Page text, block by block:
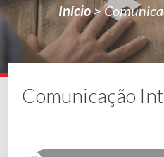
Início>
Comunicação